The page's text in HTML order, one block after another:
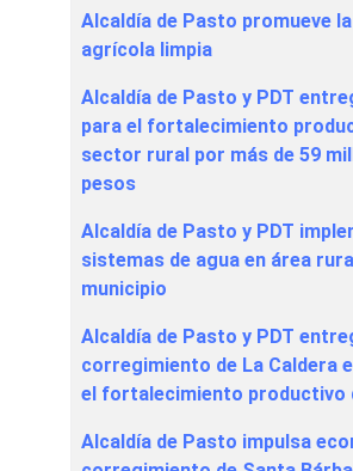
Alcaldía de Pasto promueve
agrícola limpia
Alcaldía de Pasto y PDT
para el fortalecimiento
sector rural por más de 59
pesos
Alcaldía de Pasto y PDT
sistemas de agua en área
municipio
Alcaldía de Pasto y PDT
corregimiento de La Caldera
el fortalecimiento productivo
Alcaldía de Pasto impulsa